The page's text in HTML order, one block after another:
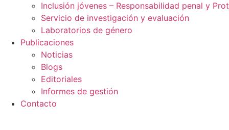
Inclusión jóvenes – Responsabilidad penal y
Servicio de investigación y evaluación
Laboratorios de género
Publicaciones
Noticias
Blogs
Editoriales
Informes de gestión
Contacto